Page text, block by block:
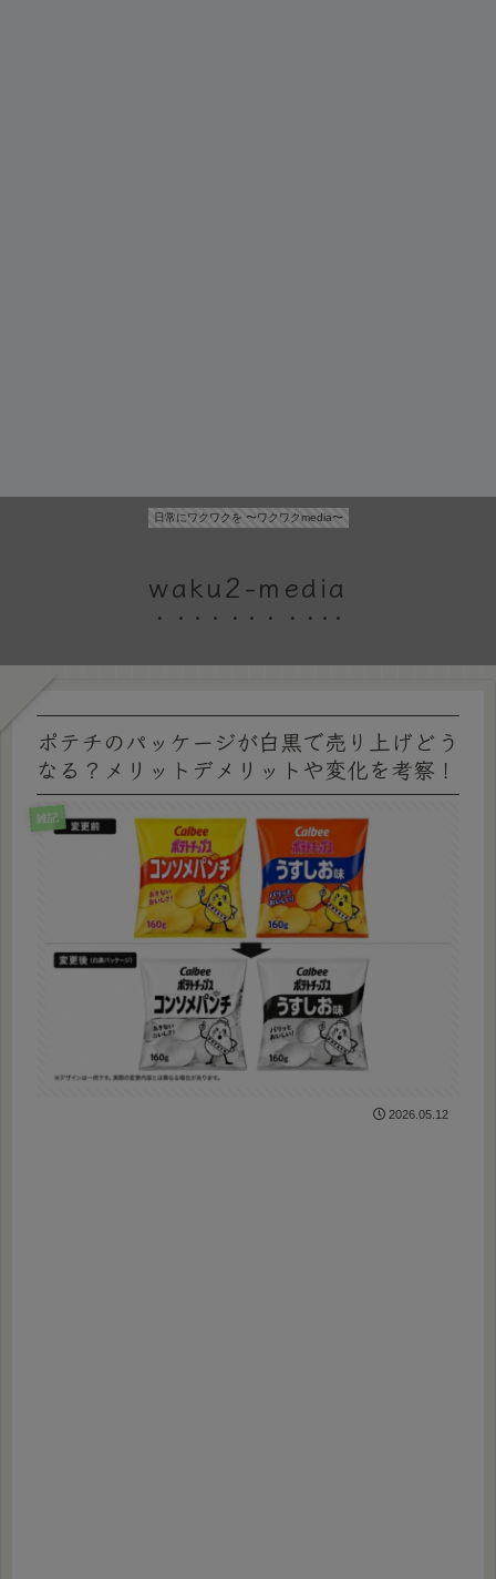
日常にワクワクを 〜ワクワクmedia〜
waku2-media
ポテチのパッケージが白黒で売り上げどう
なる？メリットデメリットや変化を考察！
雑記
2026.05.12